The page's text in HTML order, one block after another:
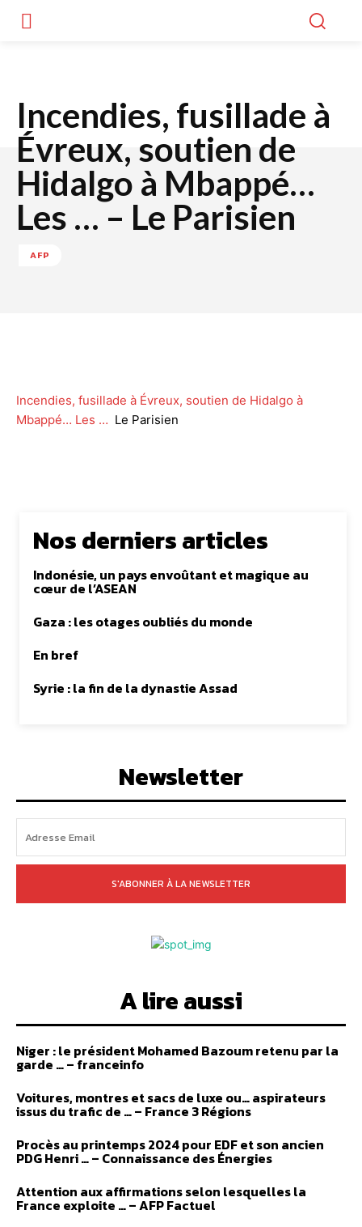
Incendies, fusillade à
Évreux, soutien de
Hidalgo à Mbappé…
Les … – Le Parisien
AFP
Incendies, fusillade à Évreux, soutien de Hidalgo à
Mbappé… Les … Le Parisien
Nos derniers articles
Indonésie, un pays envoûtant et magique au
cœur de l’ASEAN
Gaza : les otages oubliés du monde
En bref
Syrie : la fin de la dynastie Assad
Newsletter
S'ABONNER À LA NEWSLETTER
A lire aussi
Niger : le président Mohamed Bazoum retenu par la
garde … – franceinfo
Voitures, montres et sacs de luxe ou… aspirateurs
issus du trafic de … – France 3 Régions
Procès au printemps 2024 pour EDF et son ancien
PDG Henri … – Connaissance des Énergies
Attention aux affirmations selon lesquelles la
France exploite … – AFP Factuel